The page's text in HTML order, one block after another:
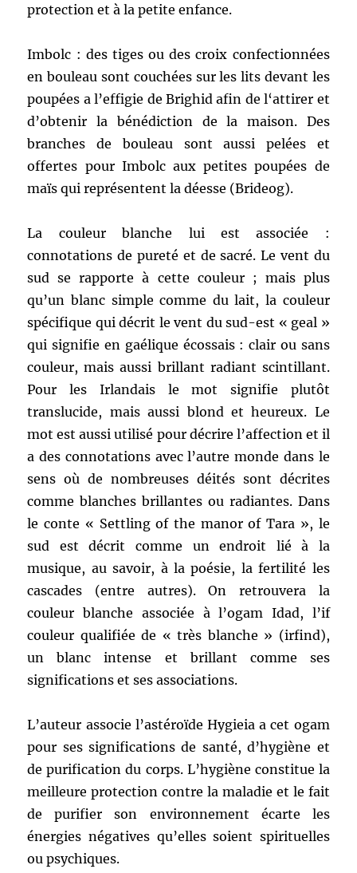
protection et à la petite enfance.
Imbolc : des tiges ou des croix confectionnées
en bouleau sont couchées sur les lits devant les
poupées a l’effigie de Brighid afin de l‘attirer et
d’obtenir la bénédiction de la maison. Des
branches de bouleau sont aussi pelées et
offertes pour Imbolc aux petites poupées de
maïs qui représentent la déesse (Brideog).
La couleur blanche lui est associée :
connotations de pureté et de sacré. Le vent du
sud se rapporte à cette couleur ; mais plus
qu’un blanc simple comme du lait, la couleur
spécifique qui décrit le vent du sud-est « geal »
qui signifie en gaélique écossais : clair ou sans
couleur, mais aussi brillant radiant scintillant.
Pour les Irlandais le mot signifie plutôt
translucide, mais aussi blond et heureux. Le
mot est aussi utilisé pour décrire l’affection et il
a des connotations avec l’autre monde dans le
sens où de nombreuses déités sont décrites
comme blanches brillantes ou radiantes. Dans
le conte « Settling of the manor of Tara », le
sud est décrit comme un endroit lié à la
musique, au savoir, à la poésie, la fertilité les
cascades (entre autres). On retrouvera la
couleur blanche associée à l’ogam Idad, l’if
couleur qualifiée de « très blanche » (irfind),
un blanc intense et brillant comme ses
significations et ses associations.
L’auteur associe l’astéroïde Hygieia a cet ogam
pour ses significations de santé, d’hygiène et
de purification du corps. L’hygiène constitue la
meilleure protection contre la maladie et le fait
de purifier son environnement écarte les
énergies négatives qu’elles soient spirituelles
ou psychiques.